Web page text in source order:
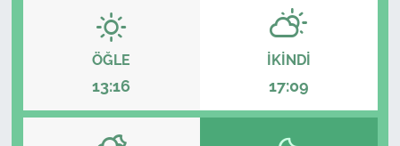
ÖĞLE
13:16
İKINDI
17:09